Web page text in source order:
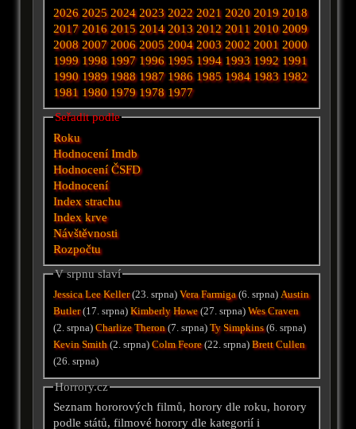
2026 2025 2024 2023 2022 2021 2020 2019 2018
2017 2016 2015 2014 2013 2012 2011 2010 2009
2008 2007 2006 2005 2004 2003 2002 2001 2000
1999 1998 1997 1996 1995 1994 1993 1992 1991
1990 1989 1988 1987 1986 1985 1984 1983 1982
1981 1980 1979 1978 1977
Seřadit podle
Roku
Hodnocení Imdb
Hodnocení ČSFD
Hodnocení
Index strachu
Index krve
Návštěvnosti
Rozpočtu
V srpnu slaví
Jessica Lee Keller(23. srpna)Vera Farmiga(6. srpna)Austin
Butler(17. srpna)Kimberly Howe(27. srpna)Wes Craven
(2. srpna)Charlize Theron(7. srpna)Ty Simpkins(6. srpna)
Kevin Smith(2. srpna)Colm Feore(22. srpna)Brett Cullen
(26. srpna)
Horrory.cz
Seznam hororových filmů, horory dle roku, horory
podle států, filmové horory dle kategorií i